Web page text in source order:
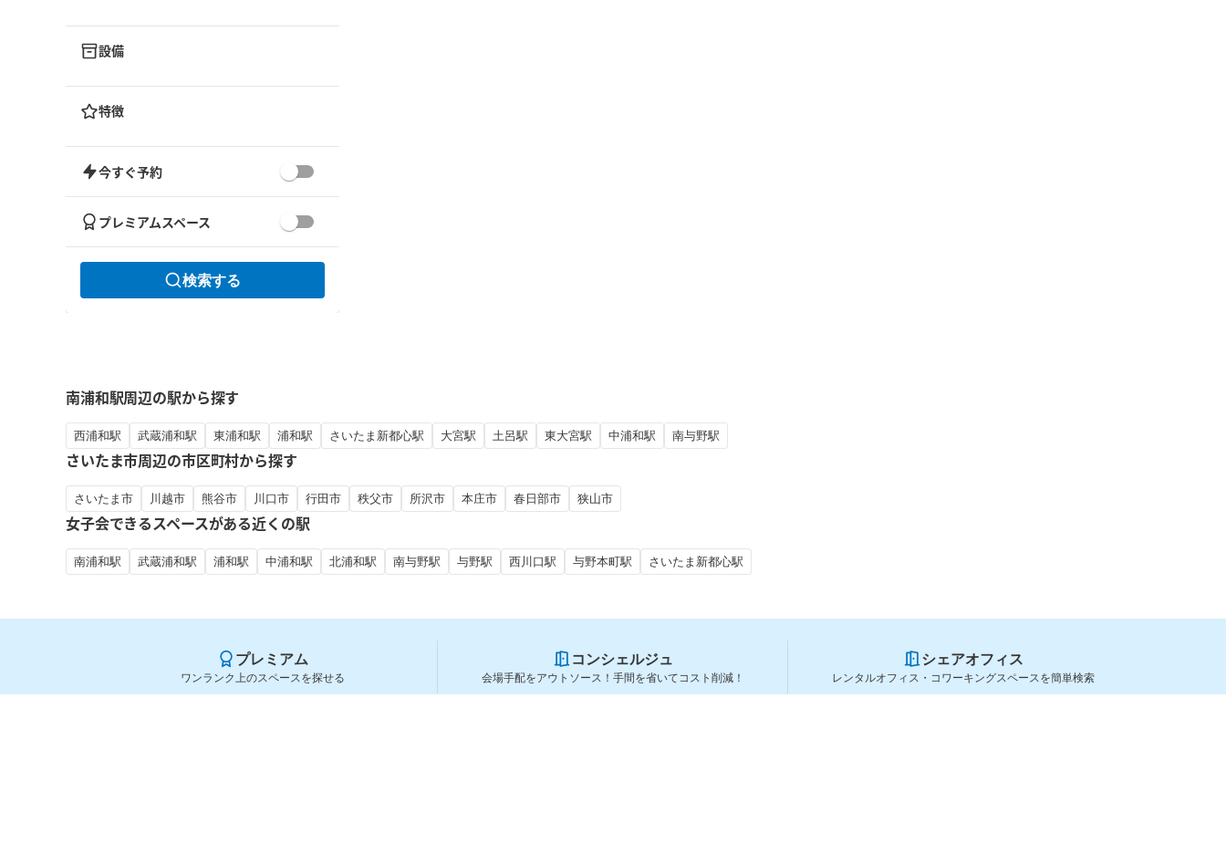
設備
特徴
今すぐ予約
プレミアムスペース
検索する
南浦和駅周辺の駅から探す
西浦和駅 武蔵浦和駅 東浦和駅 浦和駅 さいたま新都心駅 大宮駅 土呂駅 東大宮駅 中浦和駅 南与野駅
さいたま市周辺の市区町村から探す
さいたま市 川越市 熊谷市 川口市 行田市 秩父市 所沢市 本庄市 春日部市 狭山市
女子会できるスペースがある近くの駅
南浦和駅 武蔵浦和駅 浦和駅 中浦和駅 北浦和駅 南与野駅 与野駅 西川口駅 与野本町駅 さいたま新都心駅
プレミアム
ワンランク上のスペースを探せる
コンシェルジュ
会場手配をアウトソース！手間を省いてコスト削減！
シェアオフィス
レンタルオフィス・コワーキングスペースを簡単検索